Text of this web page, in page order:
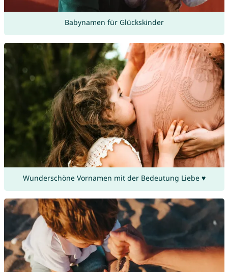
Babynamen für Glückskinder
Wunderschöne Vornamen mit der Bedeutung Liebe ♥